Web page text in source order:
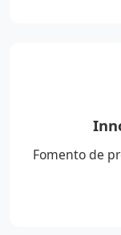
Fomento de